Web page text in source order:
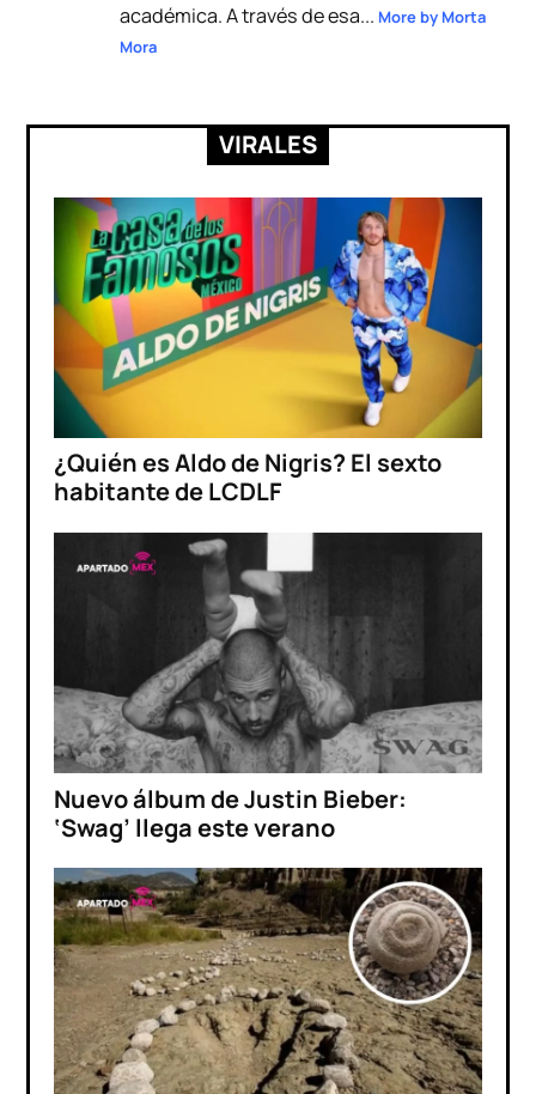
académica. A través de esa... More by Morta
Mora
VIRALES
¿Quién es Aldo de Nigris? El sexto
habitante de LCDLF
Nuevo álbum de Justin Bieber:
‘Swag’ llega este verano